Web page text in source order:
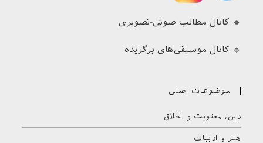
🔹 کانال مطالب صوتی-تصویری
🔹 کانال موسیقی‌های برگزیده
موضوعات اصلی
دین، معنویت و اخلاق
هنر و ادبیات